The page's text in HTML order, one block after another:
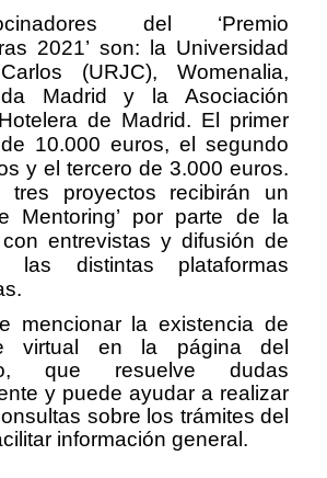
del ‘Premio
2021’ son: la Universidad
(URJC), Womenalia,
Madrid y la Asociación
de Madrid. El primer
10.000 euros, el segundo
y el tercero de 3.000 euros.
tres proyectos recibirán un
Mentoring’ por parte de la
entrevistas y difusión de
las distintas plataformas
mencionar la existencia de
virtual en la página del
que resuelve dudas
y puede ayudar a realizar
sobre los trámites del
información general.